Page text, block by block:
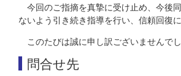
今回のご指摘を真摯に受け止め、今後
ないよう引き続き指導を行い、信頼回復
このたびは誠に申し訳ございませんでし
問合せ先